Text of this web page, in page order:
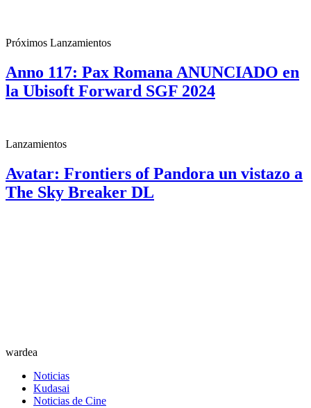
Próximos Lanzamientos
Anno 117: Pax Romana ANUNCIADO en
la Ubisoft Forward SGF 2024
Lanzamientos
Avatar: Frontiers of Pandora un vistazo a
The Sky Breaker DL
wardea
Noticias
Kudasai
Noticias de Cine